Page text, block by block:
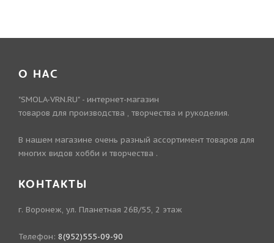
О НАС
"SMOLA-VRN.RU" - интернет-магазин
товаров для производства , творчества и рукоделия.
В нашем магазине очень разный ассортимент товаров для
многих видов хобби и творчества .
КОНТАКТЫ
г. Воронеж, ул. Планетная 26В/55, 2 этаж
Телефон: 8(952)555-09-90